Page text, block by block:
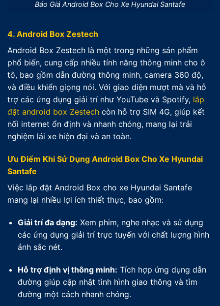
Báo Giá Android Box Cho Xe Hyundai Santafe
4. Android Box Zestech
Android Box Zestech là một trong những sản phẩm
phổ biến, cung cấp nhiều tính năng thông minh cho ô
tô, bao gồm dẫn đường thông minh, camera 360 độ,
và điều khiển giọng nói. Với giao diện mượt mà và hỗ
trợ các ứng dụng giải trí như YouTube và Spotify, lắp
đặt android box Zestech còn hỗ trợ SIM 4G, giúp kết
nối internet ổn định và nhanh chóng, mang lại trải
nghiệm lái xe hiện đại và an toàn.
Ưu Điểm Khi Sử Dụng Android Box Cho Xe Hyundai
Santafe
Việc lắp đặt Android Box cho xe Hyundai Santafe
mang lại nhiều lợi ích thiết thực, bao gồm:
Giải trí đa dạng: Xem phim, nghe nhạc và sử dụng
các ứng dụng giải trí trực tuyến với chất lượng hình
ảnh sắc nét.
Hỗ trợ định vị thông minh: Tích hợp ứng dụng dẫn
đường giúp cập nhật tình hình giao thông và tìm
đường một cách nhanh chóng.